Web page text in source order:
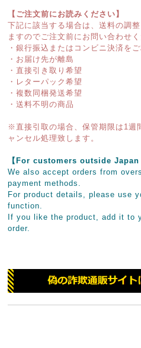
【ご注文前にお読みください】
下記に該当する場合は、送料の調
ますのでご注文前にお問い合わせく
・銀行振込またはコンビニ決済を
・お届け先が離島
・直接引き取り希望
・レターパック希望
・複数同梱発送希望
・送料不明の商品
※直接引取の場合、保管期限は1週
ャンセル処理致します。
【For customers outside Japan
We also accept orders from
payment methods.
For product details, please use
function.
If you like the product, add it to
order.